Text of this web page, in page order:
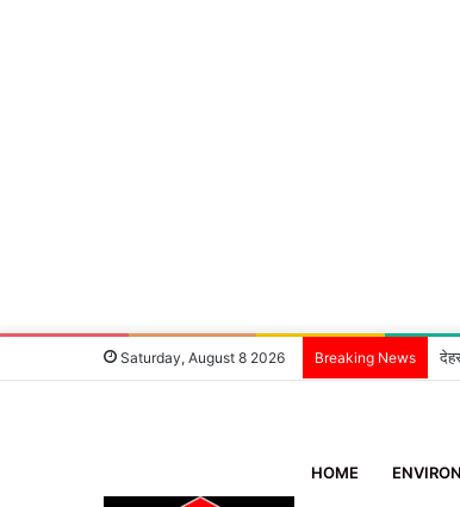
Saturday, August 8 2026 Breaking News
HOME